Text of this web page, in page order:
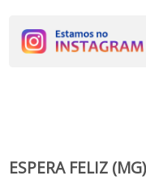
ESPERA FELIZ